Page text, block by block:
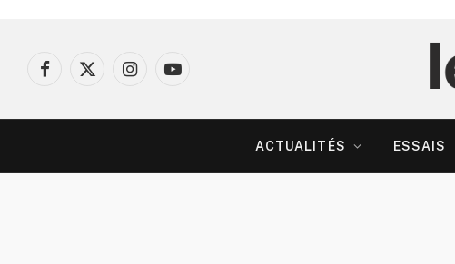
Facebook
X
InstagramYouTube
ACTUALITÉS ESSAIS